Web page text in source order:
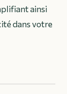
ainsi
dans votre